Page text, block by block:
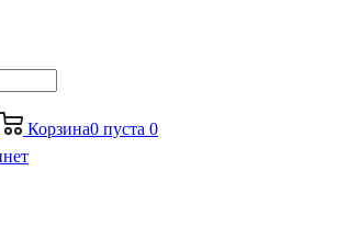
Корзина0 пуста 0